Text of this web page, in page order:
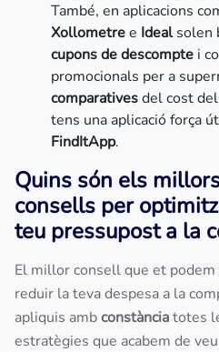
També, en aplicacions
Xollometree Idealsolen
cupons de descompte i
promocionals per a
comparativesdel cost
tens una aplicació força
FindItApp.
Quins són els
consells per
teu pressupost a la
El millor consell que et podem
reduir la teva despesa a la
apliquis ambconstànciatotes
estratègies que acabem de